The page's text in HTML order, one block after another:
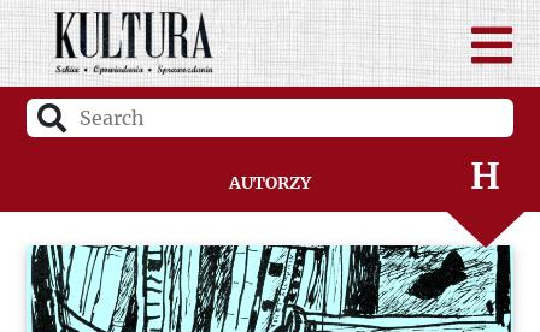
Autorzy
F
G
H
I
J